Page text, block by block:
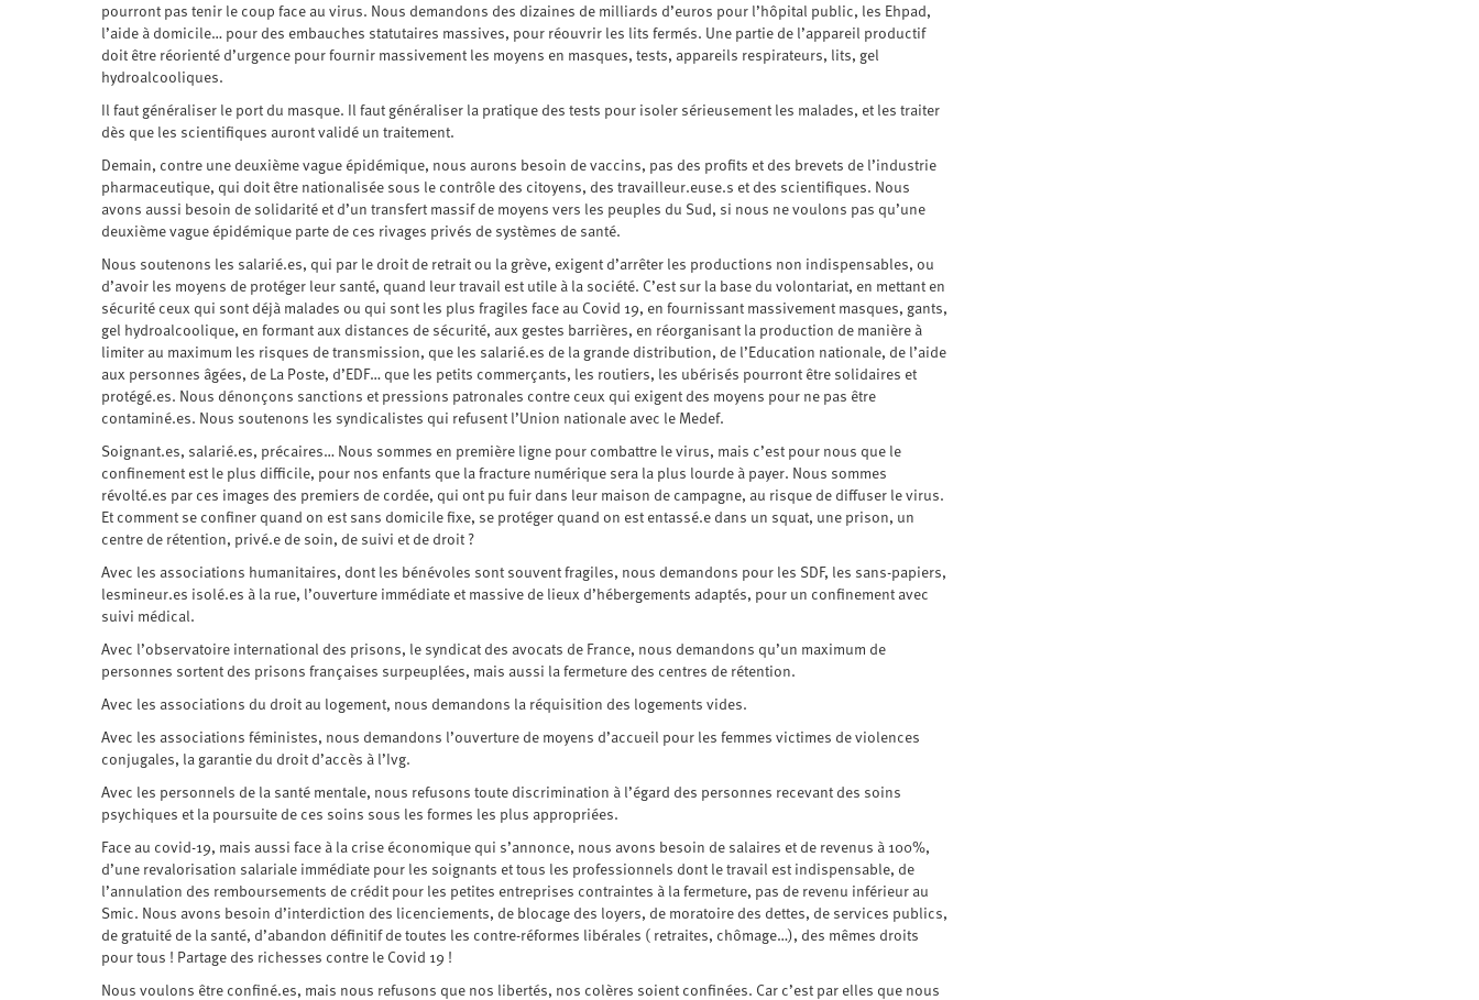
pourront pas tenir le coup face au virus. Nous demandons des dizaines de milliards d’euros pour l’hôpital public, les Ehpad,
l’aide à domicile… pour des embauches statutaires massives, pour réouvrir les lits fermés. Une partie de l’appareil productif
doit être réorienté d’urgence pour fournir massivement les moyens en masques, tests, appareils respirateurs, lits, gel
hydroalcooliques.
Il faut généraliser le port du masque. Il faut généraliser la pratique des tests pour isoler sérieusement les malades, et les traiter
dès que les scientifiques auront validé un traitement.
Demain, contre une deuxième vague épidémique, nous aurons besoin de vaccins, pas des profits et des brevets de l’industrie
pharmaceutique, qui doit être nationalisée sous le contrôle des citoyens, des travailleur.euse.s et des scientifiques. Nous
avons aussi besoin de solidarité et d’un transfert massif de moyens vers les peuples du Sud, si nous ne voulons pas qu’une
deuxième vague épidémique parte de ces rivages privés de systèmes de santé.
Nous soutenons les salarié.es, qui par le droit de retrait ou la grève, exigent d’arrêter les productions non indispensables, ou
d’avoir les moyens de protéger leur santé, quand leur travail est utile à la société. C’est sur la base du volontariat, en mettant en
sécurité ceux qui sont déjà malades ou qui sont les plus fragiles face au Covid 19, en fournissant massivement masques, gants,
gel hydroalcoolique, en formant aux distances de sécurité, aux gestes barrières, en réorganisant la production de manière à
limiter au maximum les risques de transmission, que les salarié.es de la grande distribution, de l’Education nationale, de l’aide
aux personnes âgées, de La Poste, d’EDF… que les petits commerçants, les routiers, les ubérisés pourront être solidaires et
protégé.es. Nous dénonçons sanctions et pressions patronales contre ceux qui exigent des moyens pour ne pas être
contaminé.es. Nous soutenons les syndicalistes qui refusent l’Union nationale avec le Medef.
Soignant.es, salarié.es, précaires… Nous sommes en première ligne pour combattre le virus, mais c’est pour nous que le
confinement est le plus difficile, pour nos enfants que la fracture numérique sera la plus lourde à payer. Nous sommes
révolté.es par ces images des premiers de cordée, qui ont pu fuir dans leur maison de campagne, au risque de diffuser le virus.
Et comment se confiner quand on est sans domicile fixe, se protéger quand on est entassé.e dans un squat, une prison, un
centre de rétention, privé.e de soin, de suivi et de droit ?
Avec les associations humanitaires, dont les bénévoles sont souvent fragiles, nous demandons pour les SDF, les sans-papiers,
lesmineur.es isolé.es à la rue, l’ouverture immédiate et massive de lieux d’hébergements adaptés, pour un confinement avec
suivi médical.
Avec l’observatoire international des prisons, le syndicat des avocats de France, nous demandons qu’un maximum de
personnes sortent des prisons françaises surpeuplées, mais aussi la fermeture des centres de rétention.
Avec les associations du droit au logement, nous demandons la réquisition des logements vides.
Avec les associations féministes, nous demandons l’ouverture de moyens d’accueil pour les femmes victimes de violences
conjugales, la garantie du droit d’accès à l’Ivg.
Avec les personnels de la santé mentale, nous refusons toute discrimination à l’égard des personnes recevant des soins
psychiques et la poursuite de ces soins sous les formes les plus appropriées.
Face au covid-19, mais aussi face à la crise économique qui s’annonce, nous avons besoin de salaires et de revenus à 100%,
d’une revalorisation salariale immédiate pour les soignants et tous les professionnels dont le travail est indispensable, de
l’annulation des remboursements de crédit pour les petites entreprises contraintes à la fermeture, pas de revenu inférieur au
Smic. Nous avons besoin d’interdiction des licenciements, de blocage des loyers, de moratoire des dettes, de services publics,
de gratuité de la santé, d’abandon définitif de toutes les contre-réformes libérales ( retraites, chômage…), des mêmes droits
pour tous ! Partage des richesses contre le Covid 19 !
Nous voulons être confiné.es, mais nous refusons que nos libertés, nos colères soient confinées. Car c’est par elles que nous